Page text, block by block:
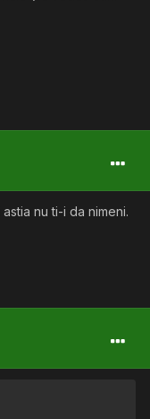
nu ti-i da nimeni.